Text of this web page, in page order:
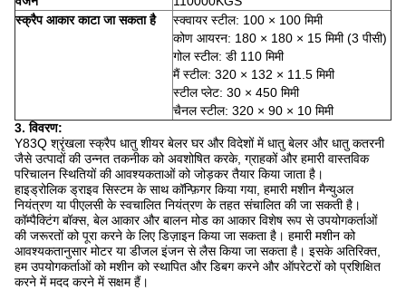
स्क्रैप आकार काटा जा सकता है
स्क्वायर स्टील: 100 × 100 मिमी
कोण आयरन: 180 × 180 × 15 मिमी (3 पीसी)
गोल स्टील: डी 110 मिमी
मैं स्टील: 320 × 132 × 11.5 मिमी
स्टील प्लेट: 30 × 450 मिमी
चैनल स्टील: 320 × 90 × 10 मिमी
3. विवरण:
Y83Q श्रृंखला स्क्रैप धातु शीयर बेलर घर और विदेशों में धातु बेलर और धातु कतरनी
जैसे उत्पादों की उन्नत तकनीक को अवशोषित करके, ग्राहकों और हमारी वास्तविक
परिचालन स्थितियों की आवश्यकताओं को जोड़कर तैयार किया जाता है।
हाइड्रोलिक ड्राइव सिस्टम के साथ कॉन्फ़िगर किया गया, हमारी मशीन मैन्युअल
नियंत्रण या पीएलसी के स्वचालित नियंत्रण के तहत संचालित की जा सकती है।
कॉम्पैक्टिंग बॉक्स, बेल आकार और बालन मोड का आकार विशेष रूप से उपयोगकर्ताओं
की जरूरतों को पूरा करने के लिए डिज़ाइन किया जा सकता है। हमारी मशीन को
आवश्यकतानुसार मोटर या डीजल इंजन से लैस किया जा सकता है। इसके अतिरिक्त,
हम उपयोगकर्ताओं को मशीन को स्थापित और डिबग करने और ऑपरेटरों को प्रशिक्षित
करने में मदद करने में सक्षम हैं।